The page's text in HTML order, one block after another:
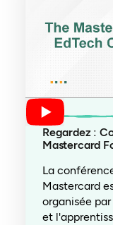
Regardez :
Mastercard
La
Mastercard
organisée
et